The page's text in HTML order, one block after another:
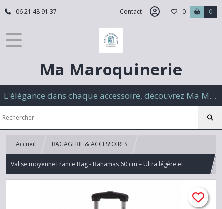
06 21 48 91 37 Contact 0 0
Ma Maroquinerie
L'élégance dans chaque accessoire, découvrez Ma Maroquinerie
Accueil BAGAGERIE & ACCESSOIRES
Valise moyenne France Bag - Bahamas 60 cm – Ultra légère et